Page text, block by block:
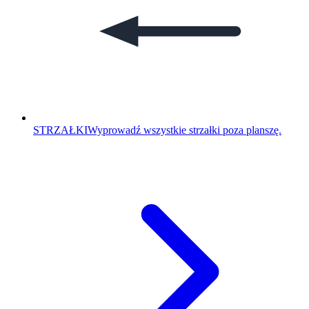
STRZAŁKIWyprowadź wszystkie strzałki poza planszę.